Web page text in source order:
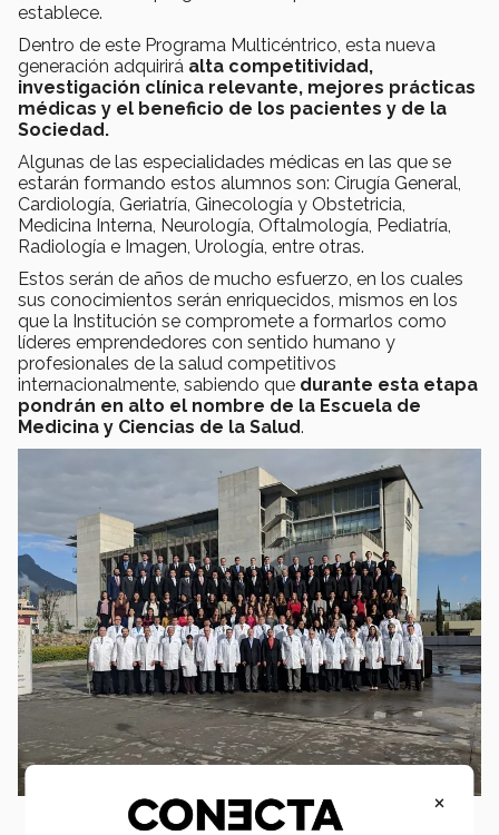
establece.
Dentro de este Programa Multicéntrico, esta nueva
generación adquirirá alta competitividad,
investigación clínica relevante, mejores prácticas
médicas y el beneficio de los pacientes y de la
Sociedad.
Algunas de las especialidades médicas en las que se
estarán formando estos alumnos son: Cirugía General,
Cardiología, Geriatría, Ginecología y Obstetricia,
Medicina Interna, Neurología, Oftalmología, Pediatría,
Radiología e Imagen, Urología, entre otras.
Estos serán de años de mucho esfuerzo, en los cuales
sus conocimientos serán enriquecidos, mismos en los
que la Institución se compromete a formarlos como
líderes emprendedores con sentido humano y
profesionales de la salud competitivos
internacionalmente, sabiendo que durante esta etapa
pondrán en alto el nombre de la Escuela de
Medicina y Ciencias de la Salud.
×